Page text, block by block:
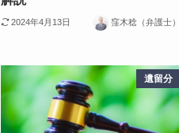
2024年4月13日 窪木稔（弁護士）
遺留分